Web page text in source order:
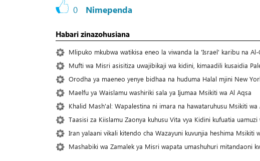
0 Nimependa
Habari zinazohusiana
Mlipuko mkubwa watikisa eneo la viwanda la 'Israel' karibu na Al-
Mufti wa Misri asisitiza uwajibikaji wa kidini, kimaadili kusaidia
Orodha ya maeneo yenye bidhaa na huduma Halal mjini New
Maelfu ya Waislamu washiriki sala ya Ijumaa Msikiti wa Al Aqsa
Khalid Mash'al: Wapalestina ni imara na hawataruhusu Msikiti
Taasisi za Kiislamu Zaonya kuhusu Vita vya Kidini kufuatia
Iran yalaani vikali kitendo cha Wazayuni kuvunjia heshima Msikiti
Mashabiki wa Zamalek ya Misri wapata umashuhuri mitandaoni